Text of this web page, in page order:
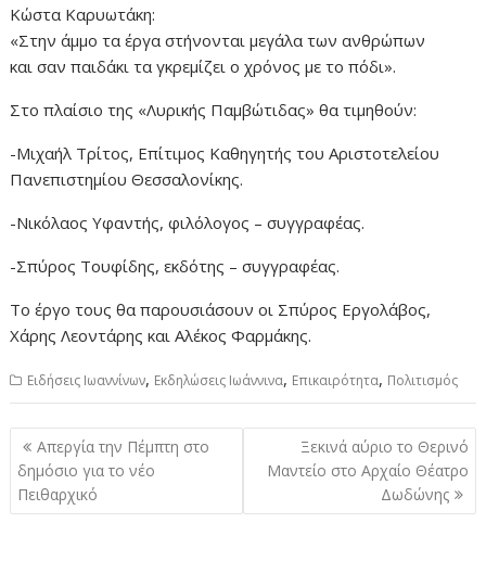
Κώστα Καρυωτάκη:
«Στην άμμο τα έργα στήνονται μεγάλα των ανθρώπων
και σαν παιδάκι τα γκρεμίζει ο χρόνος με το πόδι».
Στο πλαίσιο της «Λυρικής Παμβώτιδας» θα τιμηθούν:
-Μιχαήλ Τρίτος, Επίτιμος Καθηγητής του Αριστοτελείου
Πανεπιστημίου Θεσσαλονίκης.
-Νικόλαος Υφαντής, φιλόλογος – συγγραφέας.
-Σπύρος Τουφίδης, εκδότης – συγγραφέας.
Το έργο τους θα παρουσιάσουν οι Σπύρος Εργολάβος,
Χάρης Λεοντάρης και Αλέκος Φαρμάκης.
Ειδήσεις Ιωαννίνων, Εκδηλώσεις Ιωάννινα, Επικαιρότητα, Πολιτισμός
Πλοήγηση
άρθρων
Απεργία την Πέμπτη στο
δημόσιο για το νέο
Πειθαρχικό
Ξεκινά αύριο το Θερινό
Μαντείο στο Αρχαίο Θέατρο
Δωδώνης